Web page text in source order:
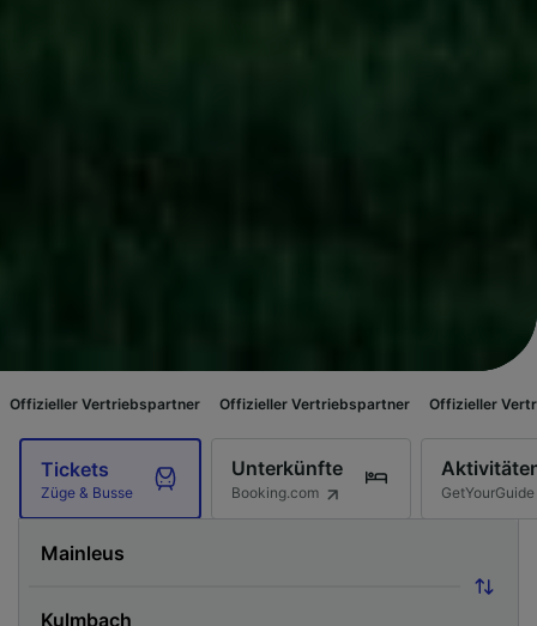
Offizieller Vertriebspartner Offizieller Vertriebspartner
Tickets
Züge & Busse
Unterkünfte
Booking.com GetYourGuide